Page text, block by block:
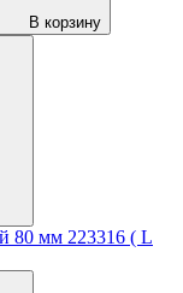
В корзину